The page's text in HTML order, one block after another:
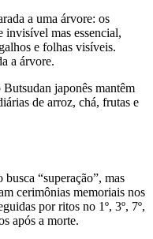
a uma árvore: os
invisível mas essencial,
e folhas visíveis.
a árvore.
japonês mantêm
de arroz, chá, frutas e
“superação”, mas
cerimônias memoriais nos
por ritos no 1º, 3º, 7º,
após a morte.